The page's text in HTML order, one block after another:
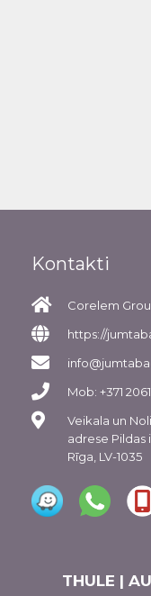
Kontakti
Corelem
https://
Mob: +371
Veikala un
adrese Pildas
Rīga, LV-1035
THULE |